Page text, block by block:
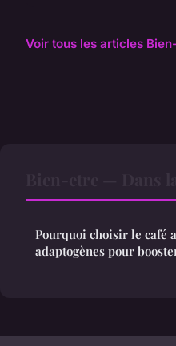
Voir tous les articles
Pourquoi choisir le café
adaptogènes pour